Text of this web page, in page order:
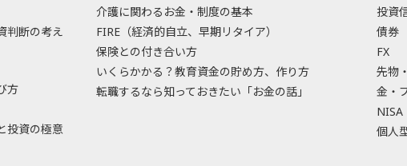
判断の考え
方
投資の極意
介護に関わるお金・制度の基本
FIRE（経済的自立、早期リタイア）
保険との付き合い方
いくらかかる？教育資金の貯め方、作り方
転職するなら知っておきたい「お金の話」
投資
債券
FX
先物
金・
NISA
個人